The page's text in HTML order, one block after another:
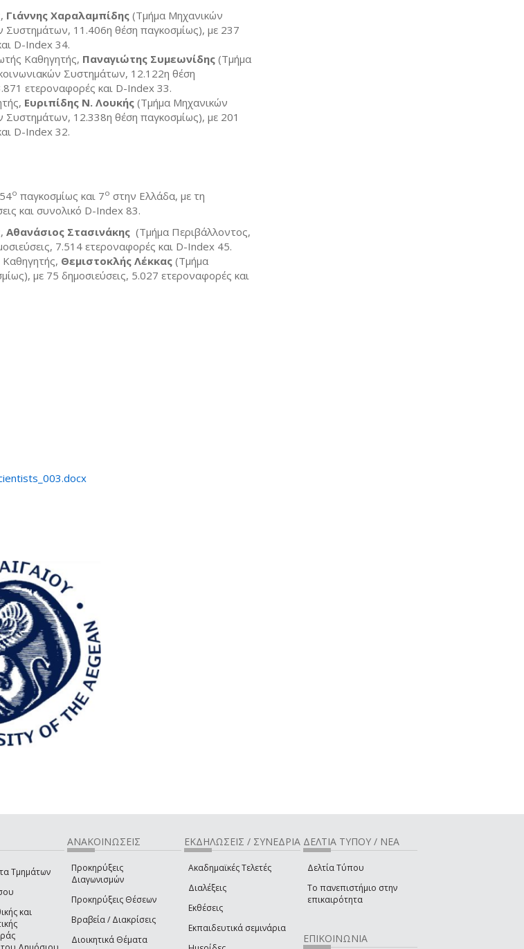
Γιάννης Χαραλαμπίδης (Τμήμα Μηχανικών
Συστημάτων, 11.406η θέση παγκοσμίως), με 237
D-Index 34.
Καθηγητής, Παναγιώτης Συμεωνίδης (Τμήμα
Συστημάτων, 12.122η θέση
ετεροναφορές και D-Index 33.
Ευριπίδης Ν. Λουκής (Τμήμα Μηχανικών
Συστημάτων, 12.338η θέση παγκοσμίως), με 201
D-Index 32.
ο παγκοσμίως και 7ο στην Ελλάδα, με τη
και συνολικό D-Index 83.
Αθανάσιος Στασινάκης (Τμήμα Περιβάλλοντος,
7.514 ετεροναφορές και D-Index 45.
Θεμιστοκλής Λέκκας (Τμήμα
με 75 δημοσιεύσεις, 5.027 ετεροναφορές και
Τμημάτων
και
ΑΝΑΚΟΙΝΩΣΕΙΣ
Προκηρύξεις
Διαγωνισμών
Προκηρύξεις Θέσεων
Βραβεία / Διακρίσεις
Διοικητικά Θέματα
ΕΚΔΗΛΩΣΕΙΣ / ΣΥΝΕΔΡΙΑ
Ακαδημαϊκές Τελετές
Διαλέξεις
Εκθέσεις
Εκπαιδευτικά σεμινάρια
ΔΕΛΤΙΑ ΤΥΠΟΥ / ΝΕΑ
Δελτία Τύπου
Το πανεπιστήμιο στην
επικαιρότητα
ΕΠΙΚΟΙΝΩΝΙΑ